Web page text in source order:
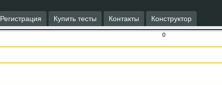
Регистрация Купить тесты Контакты Конструктор
0